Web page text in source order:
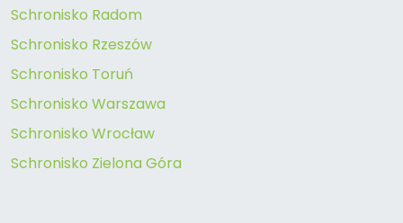
Schronisko Radom
Schronisko Rzeszów
Schronisko Toruń
Schronisko Warszawa
Schronisko Wrocław
Schronisko Zielona Góra